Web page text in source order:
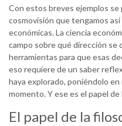
Con estos breves ejemplos se
cosmovisión que tengamos
económicas. La ciencia
campo sobre qué dirección se
herramientas para que esas
eso requiere de un saber
haya explorado, poniéndolo
momento. Y ese es el papel de
El papel de la